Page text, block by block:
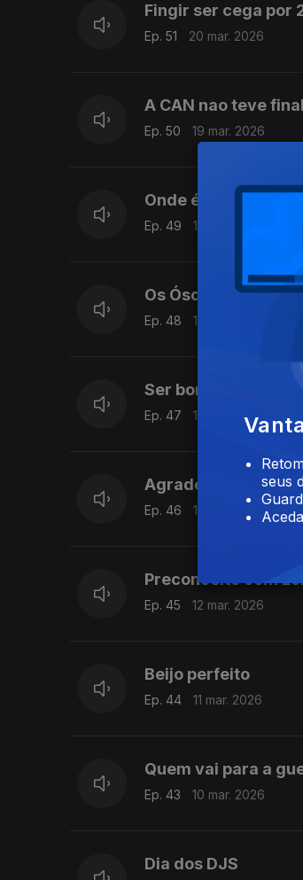
Fingir ser cega por
Ep. 51 20 mar. 2026
A CAN nao teve
Ep. 50 19 mar. 2026
Onde é que os
Ep. 49 18 mar. 2026
Os Óscares
Ep. 48 17 mar. 2026
Ser bonita paga
Ep. 47 16 mar. 2026
Agradecimentos
Ep. 46 13 mar. 2026
Preconceito com
Ep. 45 12 mar. 2026
Beijo perfeito
Ep. 44 11 mar. 2026
Quem vai para a
Ep. 43 10 mar. 2026
Dia dos DJS
seus